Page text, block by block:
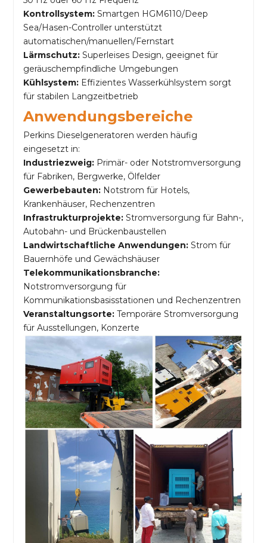
Kontrollsystem: Smartgen HGM6110/Deep
Sea/Hasen-Controller unterstützt
automatischen/manuellen/Fernstart
Lärmschutz:Superleises Design, geeignet für
geräuschempfindliche Umgebungen
Kühlsystem: Effizientes Wasserkühlsystem sorgt
für stabilen Langzeitbetrieb
Anwendungsbereiche
Perkins Dieselgeneratoren werden häufig
eingesetzt in:
Industriezweig: Primär- oder Notstromversorgung
für Fabriken, Bergwerke, Ölfelder
Gewerbebauten: Notstrom für Hotels,
Krankenhäuser, Rechenzentren
Infrastrukturprojekte:Stromversorgung für Bahn-,
Autobahn- und Brückenbaustellen
Landwirtschaftliche Anwendungen:Strom für
Bauernhöfe und Gewächshäuser
Telekommunikationsbranche:
Notstromversorgung für
Kommunikationsbasisstationen und Rechenzentren
Veranstaltungsorte:Temporäre Stromversorgung
für Ausstellungen, Konzerte